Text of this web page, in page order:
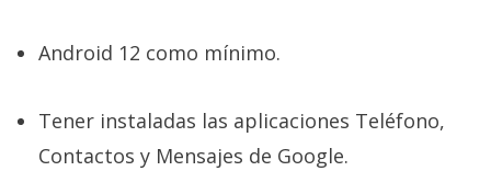
Android 12 como mínimo.
Tener instaladas las aplicaciones Teléfono,
Contactos y Mensajes de Google.